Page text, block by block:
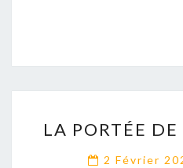
LA PORTÉE
2 Février